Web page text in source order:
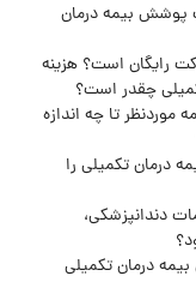
پوشش بیمه درمان
رایگان است؟ هزینه
چقدر است؟
موردنظر تا چه اندازه
درمان تکمیلی را
دندانپزشکی،
درمان تکمیلی